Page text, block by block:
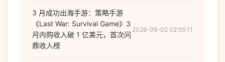
3 月成功出海手游：策略手游
《Last War: Survival Game》3
月内购收入破 1 亿美元，首次问
鼎收入榜
2026-05-02 02:55:11